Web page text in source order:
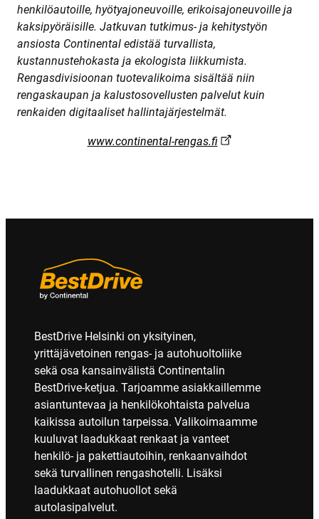
henkilöautoille, hyötyajoneuvoille, erikoisajoneuvoille ja
kaksipyöräisille. Jatkuvan tutkimus- ja kehitystyön
ansiosta Continental edistää turvallista,
kustannustehokasta ja ekologista liikkumista.
Rengasdivisioonan tuotevalikoima sisältää niin
rengaskaupan ja kalustosovellusten palvelut kuin
renkaiden digitaaliset hallintajärjestelmät.
www.continental-rengas.fi
BestDrive Helsinki on yksityinen,
yrittäjävetoinen rengas- ja autohuoltoliike
sekä osa kansainvälistä Continentalin
BestDrive-ketjua. Tarjoamme asiakkaillemme
asiantuntevaa ja henkilökohtaista palvelua
kaikissa autoilun tarpeissa. Valikoimaamme
kuuluvat laadukkaat renkaat ja vanteet
henkilö- ja pakettiautoihin, renkaanvaihdot
sekä turvallinen rengashotelli. Lisäksi
laadukkaat autohuollot sekä
autolasipalvelut.